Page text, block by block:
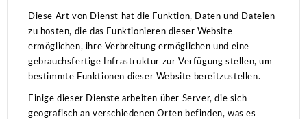
Diese Art von Dienst hat die Funktion, Daten und Dateien
zu hosten, die das Funktionieren dieser Website
ermöglichen, ihre Verbreitung ermöglichen und eine
gebrauchsfertige Infrastruktur zur Verfügung stellen, um
bestimmte Funktionen dieser Website bereitzustellen.
Einige dieser Dienste arbeiten über Server, die sich
geografisch an verschiedenen Orten befinden, was es